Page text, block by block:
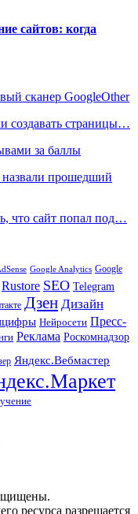
сайтов: когда
сканер GoogleOther
создавать страницы…
за баллы
назвали прошедший
что сайт попал под…
Google Analytics Google
Rustore SEO Telegram
Дзен Дизайн
Нейросети Пресс-
Реклама Роскомнадзор
Яндекс.Вебмастер
ресурса разрешается